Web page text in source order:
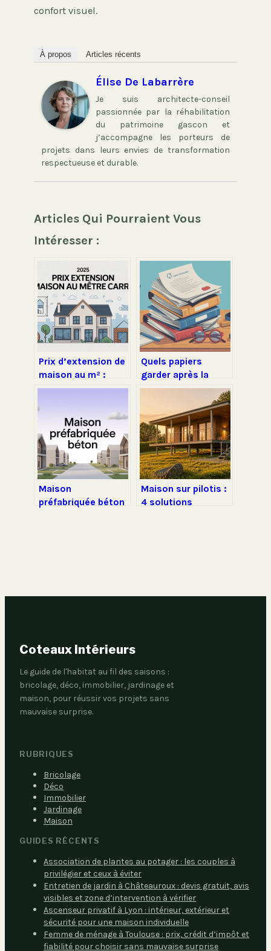
confort visuel.
À propos Articles récents
Élise De Labarrère
Je suis architecte-conseil
passionnée par la réhabilitation
du patrimoine gascon et
j’accompagne les porteurs de
projets dans leurs envies de transformation
respectueuse et durable.
Articles Qui Pourraient Vous
Intéresser :
Prix d’extension de
maison au m² :
budgets, écarts et
Quels papiers
garder après la
retraite pour être
vraiment tranquille
Maison
préfabriquée béton
Maison sur pilotis :
4 solutions
Coteaux Intérieurs
Le guide de l'habitat au fil des saisons :
bricolage, déco, immobilier, jardinage et
maison, pour réussir vos projets sans
mauvaise surprise.
RUBRIQUES
Bricolage
Déco
Immobilier
Jardinage
Maison
GUIDES RÉCENTS
Association de plantes au potager : les couples à
privilégier et ceux à éviter
Entretien de jardin à Châteauroux : devis gratuit, avis
visibles et zone d’intervention à vérifier
Ascenseur privatif à Lyon : intérieur, extérieur et
sécurité pour une maison individuelle
Femme de ménage à Toulouse : prix, crédit d’impôt et
fiabilité pour choisir sans mauvaise surprise